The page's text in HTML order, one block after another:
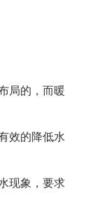
局的，而暖
效的降低水
现象，要求